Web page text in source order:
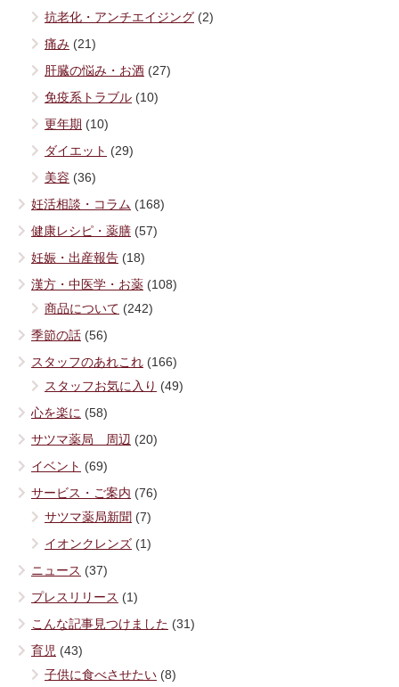
抗老化・アンチエイジング (2)
痛み (21)
肝臓の悩み・お酒 (27)
免疫系トラブル (10)
更年期 (10)
ダイエット (29)
美容 (36)
妊活相談・コラム (168)
健康レシピ・薬膳 (57)
妊娠・出産報告 (18)
漢方・中医学・お薬 (108)
商品について (242)
季節の話 (56)
スタッフのあれこれ (166)
スタッフお気に入り (49)
心を楽に (58)
サツマ薬局 周辺 (20)
イベント (69)
サービス・ご案内 (76)
サツマ薬局新聞 (7)
イオンクレンズ (1)
ニュース (37)
プレスリリース (1)
こんな記事見つけました (31)
育児 (43)
子供に食べさせたい (8)